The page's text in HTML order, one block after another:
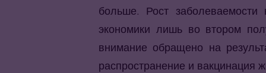
больше. Рост
экономики лишь во втором
внимание обращено на
распространение и вакцинация